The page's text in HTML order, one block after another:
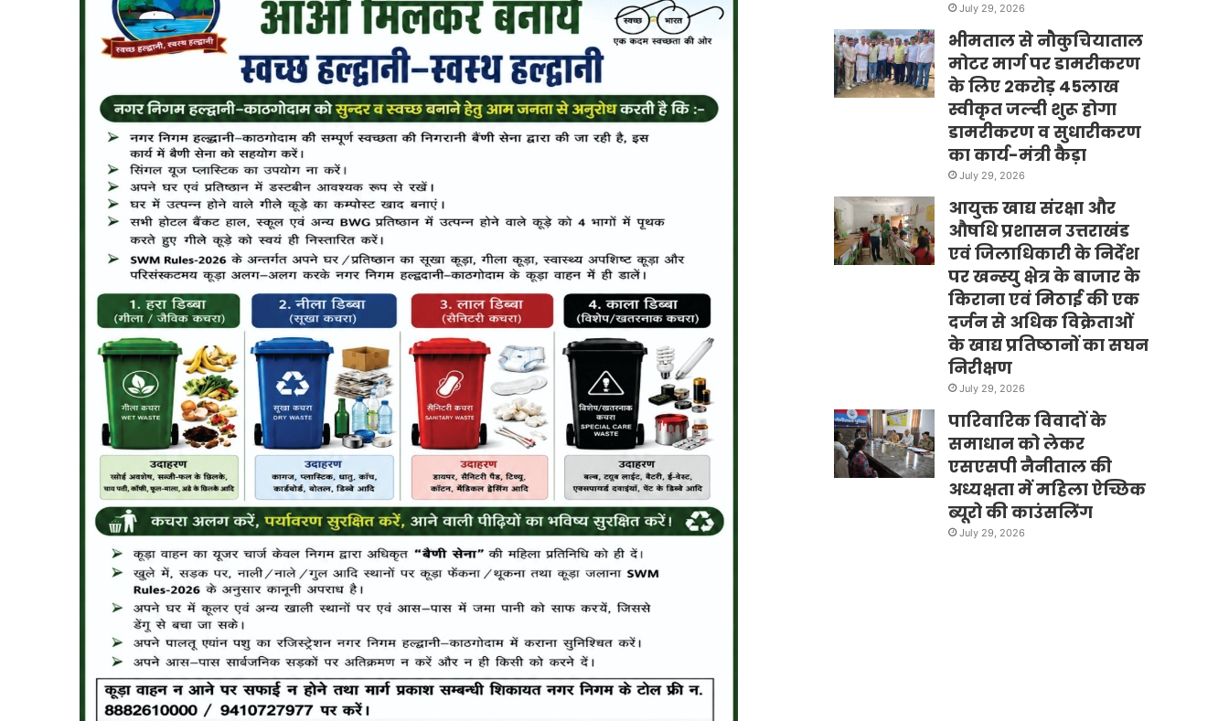
July 29, 2026
भीमताल से नौकुचियाताल
मोटर मार्ग पर डामरीकरण
के लिए 2करोड़ 45लाख
स्वीकृत जल्दी शुरू होगा
डामरीकरण व सुधारीकरण
का कार्य-मंत्री कैड़ा
July 29, 2026
आयुक्त खाद्य संरक्षा और
औषधि प्रशासन उत्तराखंड
एवं जिलाधिकारी के निर्देश
पर खन्स्यु क्षेत्र के बाजार के
किराना एवं मिठाई की एक
दर्जन से अधिक विक्रेताओं
के खाद्य प्रतिष्ठानों का सघन
निरीक्षण
July 29, 2026
पारिवारिक विवादों के
समाधान को लेकर
एसएसपी नैनीताल की
अध्यक्षता में महिला ऐच्छिक
ब्यूरो की काउंसलिंग
July 29, 2026